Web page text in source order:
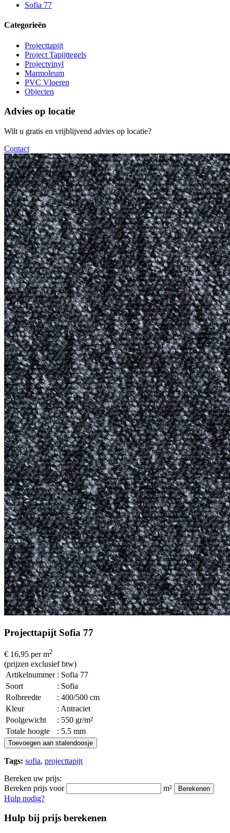
Sofia 77
Categorieën
Projecttapijt
Project Tapijttegels
Projectvinyl
Marmoleum
PVC Vloeren
Objecten
Advies op locatie
Wilt u gratis en vrijblijvend advies op locatie?
Contact
Projecttapijt Sofia 77
€ 16,95 per m2
(prijzen exclusief btw)
Artikelnummer : Sofia 77
Soort
: Sofia
Rolbreedte
: 400/500 cm
Kleur
: Antraciet
Poolgewicht
: 550 gr/m²
Totale hoogte
: 5.5 mm
Toevoegen aan stalendoosje
Tags: sofia, projecttapijt
Bereken uw prijs:
Bereken prijs voor
m² Berekenen
Hulp nodig?
Hulp bij prijs berekenen